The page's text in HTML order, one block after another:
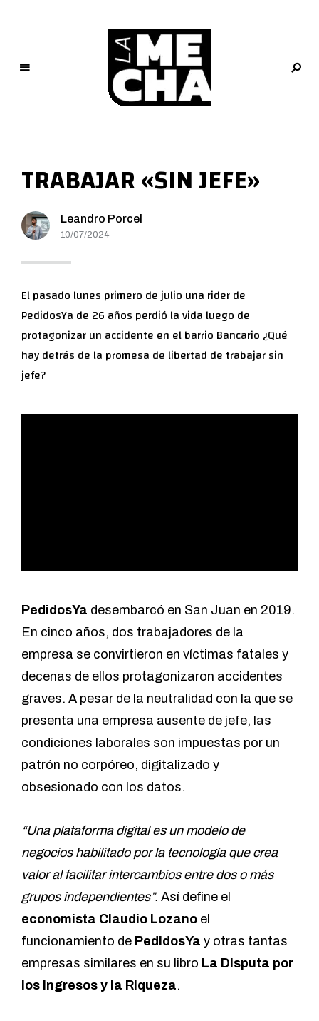
M
e
c
h
a
TRABAJAR «SIN JEFE»
Leandro Porcel
10/07/2024
El pasado lunes primero de julio una rider de
PedidosYa de 26 años perdió la vida luego de
protagonizar un accidente en el barrio Bancario ¿Qué
hay detrás de la promesa de libertad de trabajar sin
jefe?
PedidosYa desembarcó en San Juan en 2019.
En cinco años, dos trabajadores de la
empresa se convirtieron en víctimas fatales y
decenas de ellos protagonizaron accidentes
graves. A pesar de la neutralidad con la que se
presenta una empresa ausente de jefe, las
condiciones laborales son impuestas por un
patrón no corpóreo, digitalizado y
obsesionado con los datos.
“Una plataforma digital es un modelo de
negocios habilitado por la tecnología que crea
valor al facilitar intercambios entre dos o más
grupos independientes”. Así define el
economista Claudio Lozano el
funcionamiento de PedidosYa y otras tantas
empresas similares en su libro La Disputa por
los Ingresos y la Riqueza.